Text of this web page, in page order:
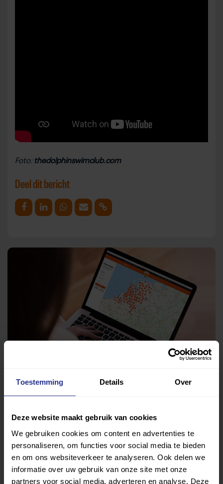
Toestemming Details Over
Deze website maakt gebruik van cookies
We gebruiken cookies om content en advertenties te
personaliseren, om functies voor social media te bieden
en om ons websiteverkeer te analyseren. Ook delen we
informatie over uw gebruik van onze site met onze
partners voor social media, adverteren en analyse. Deze
Foto: thedolphinswimclub.com
Deel dit bericht
Deel op Facebook
Deel op LinkedinDeel op Whatsapp
Mail link Kopieer link
Vind jouw sport
Van atletiek tot zwemmen: met onze Sportzoeker
vind je gemakkelijk jouw favoriete sport of activiteit.
Met meer dan 4250 sportclubs is er altijd een sport
die bij je past.